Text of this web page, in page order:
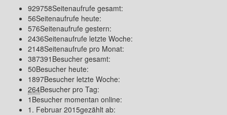
929758Seitenaufrufe gesamt:
56Seitenaufrufe heute:
576Seitenaufrufe gestern:
2436Seitenaufrufe letzte Woche:
2148Seitenaufrufe pro Monat:
387391 Besucher gesamt:
50Besucher heute:
1897Besucher letzte Woche:
264Besucher pro Tag:
1 Besucher momentan online:
1. Februar 2015gezählt ab: